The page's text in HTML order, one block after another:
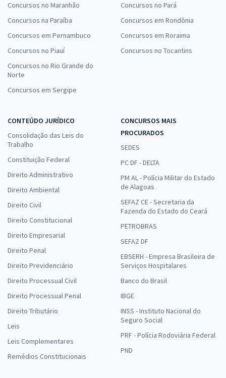
Concursos no Maranhão
Concursos na Paraíba
Concursos em Pernambuco
Concursos no Piauí
Concursos no Rio Grande do
Norte
Concursos em Sergipe
Concursos no Pará
Concursos em Rondônia
Concursos em Roraima
Concursos no Tocantins
CONTEÚDO JURÍDICO
Consolidação das Leis do
Trabalho
Constituição Federal
Direito Administrativo
Direito Ambiental
Direito Civil
Direito Constitucional
Direito Empresarial
Direito Penal
Direito Previdenciário
Direito Processual Civil
Direito Processual Penal
Direito Tributário
Leis
Leis Complementares
Remédios Constitucionais
CONCURSOS MAIS
PROCURADOS
SEDES
PC DF - DELTA
PM AL - Polícia Militar do Estado
de Alagoas
SEFAZ CE - Secretaria da
Fazenda do Estado do Ceará
PETROBRAS
SEFAZ DF
EBSERH - Empresa Brasileira de
Serviços Hospitalares
Banco do Brasil
IBGE
INSS - Instituto Nacional do
Seguro Social
PRF - Polícia Rodoviária Federal
PND